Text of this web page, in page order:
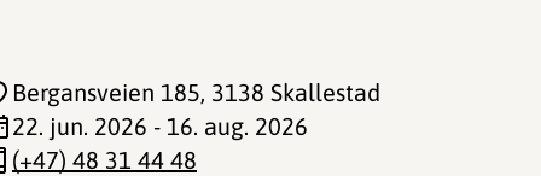
Bergansveien 185, 3138 Skallestad
22. jun. 2026 - 16. aug. 2026
(+47) 48 31 44 48